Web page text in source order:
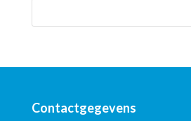
Contactgegevens